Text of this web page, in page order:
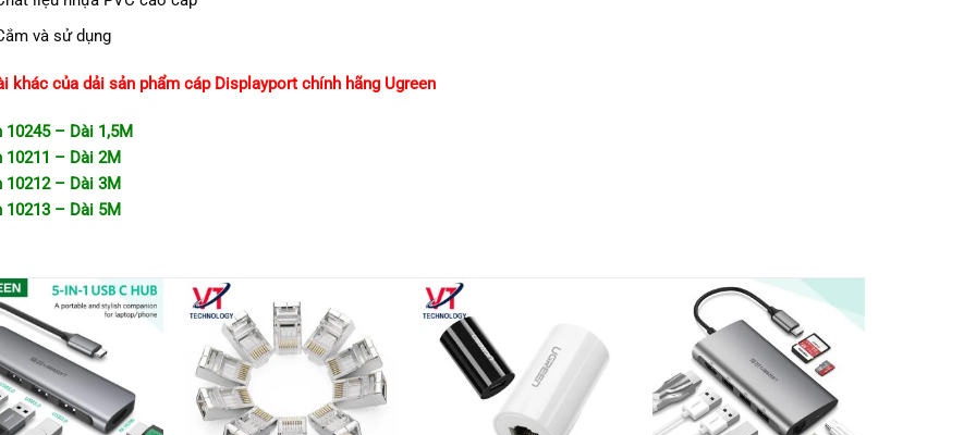
và sử dụng
khác của dải sản phẩm cáp Displayport chính hãng Ugreen
10245 – Dài 1,5M
10211 – Dài 2M
10212 – Dài 3M
10213 – Dài 5M